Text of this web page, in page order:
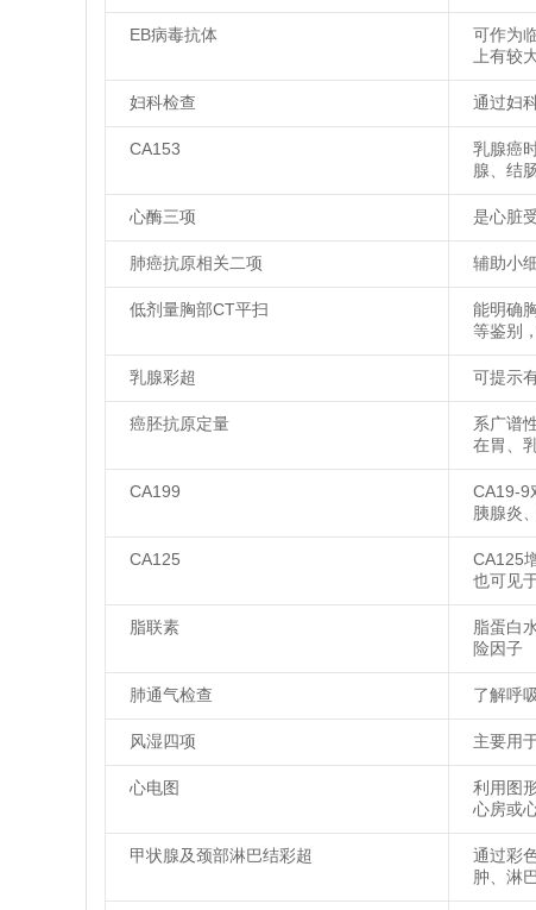
EB病毒抗体
可作为
上有较
妇科检查 通过妇
CA153
乳腺癌
腺、结
心酶三项 是心脏
肺癌抗原相关二项 辅助小
低剂量胸部CT平扫
能明确
等鉴别
乳腺彩超 可提示
癌胚抗原定量
系广谱
在胃、
CA199
CA19-9
胰腺炎
CA125
CA125
也可见
脂联素
脂蛋白
险因子
肺通气检查 了解呼
风湿四项 主要用
心电图
利用图
心房或
甲状腺及颈部淋巴结彩超
通过彩
肿、淋